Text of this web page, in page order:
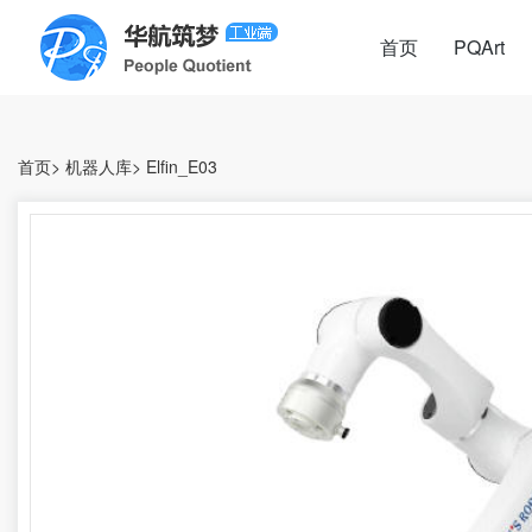
首页 PQArt
首页> 机器人库> Elfin_E03